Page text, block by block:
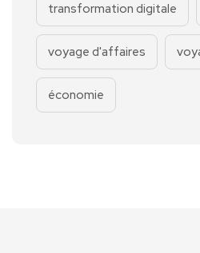
transformation digitale
voyage d'affaires
économie